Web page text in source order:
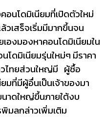
อนโดมิเนียมที่เปิดตัวใหม่
วเสร็จเริ่มมีมากขึ้นจน
องมองหาคอนโดมิเนียมใน
โดมิเนียมรุ่นใหม่ๆ มีราคา
ไทยส่วนใหญ่มี ผู้ซื้อ
มที่มีผู้อื่นเป็นเจ้าของมา
าดใหญ่ขึ้นภายใต้งบ
มลกล่าวเพิ่มเติม